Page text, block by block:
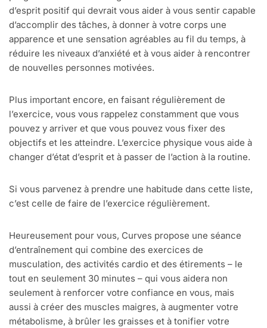
d’esprit positif qui devrait vous aider à vous sentir capable
d’accomplir des tâches, à donner à votre corps une
apparence et une sensation agréables au fil du temps, à
réduire les niveaux d’anxiété et à vous aider à rencontrer
de nouvelles personnes motivées.
Plus important encore, en faisant régulièrement de
l’exercice, vous vous rappelez constamment que vous
pouvez y arriver et que vous pouvez vous fixer des
objectifs et les atteindre. L’exercice physique vous aide à
changer d’état d’esprit et à passer de l’action à la routine.
Si vous parvenez à prendre une habitude dans cette liste,
c’est celle de faire de l’exercice régulièrement.
Heureusement pour vous, Curves propose une séance
d’entraînement qui combine des exercices de
musculation, des activités cardio et des étirements – le
tout en seulement 30 minutes – qui vous aidera non
seulement à renforcer votre confiance en vous, mais
aussi à créer des muscles maigres, à augmenter votre
métabolisme, à brûler les graisses et à tonifier votre